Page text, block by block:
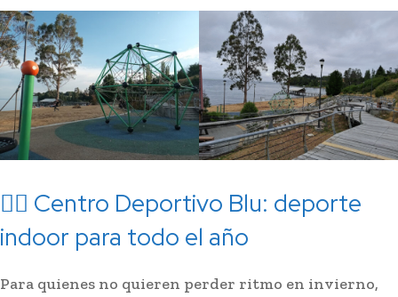
🏋️‍♀️ Centro Deportivo Blu: deporte
indoor para todo el año
Para quienes no quieren perder ritmo en invierno,